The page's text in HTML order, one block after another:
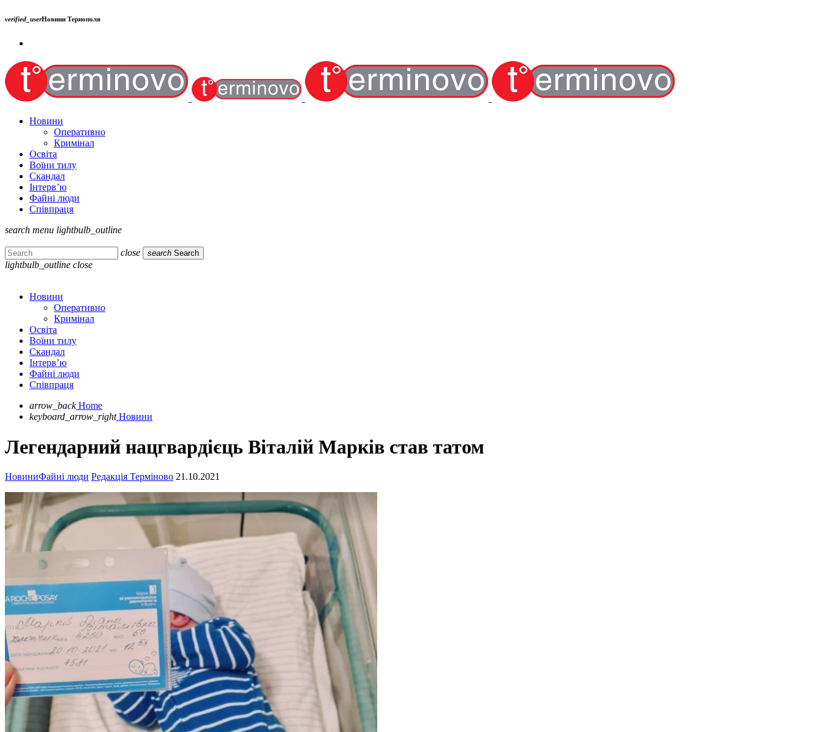
verified_userНовини Тернополя
Новини
Оперативно
Кримінал
Освіта
Воїни тилу
Скандал
Інтерв’ю
Файні люди
Співпраця
search menu lightbulb_outline
close search Search
lightbulb_outline close
Новини
Оперативно
Кримінал
Освіта
Воїни тилу
Скандал
Інтерв’ю
Файні люди
Співпраця
arrow_back Home
keyboard_arrow_right Новини
Легендарний нацгвардієць Віталій Марків став татом
НовиниФайні люди Редакція Терміново 21.10.2021